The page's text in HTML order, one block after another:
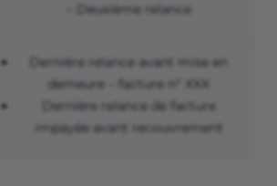
– Deuxième relance
Dernière relance avant mise en
demeure – facture n° XXX
Dernière relance de facture
impayée avant recouvrement